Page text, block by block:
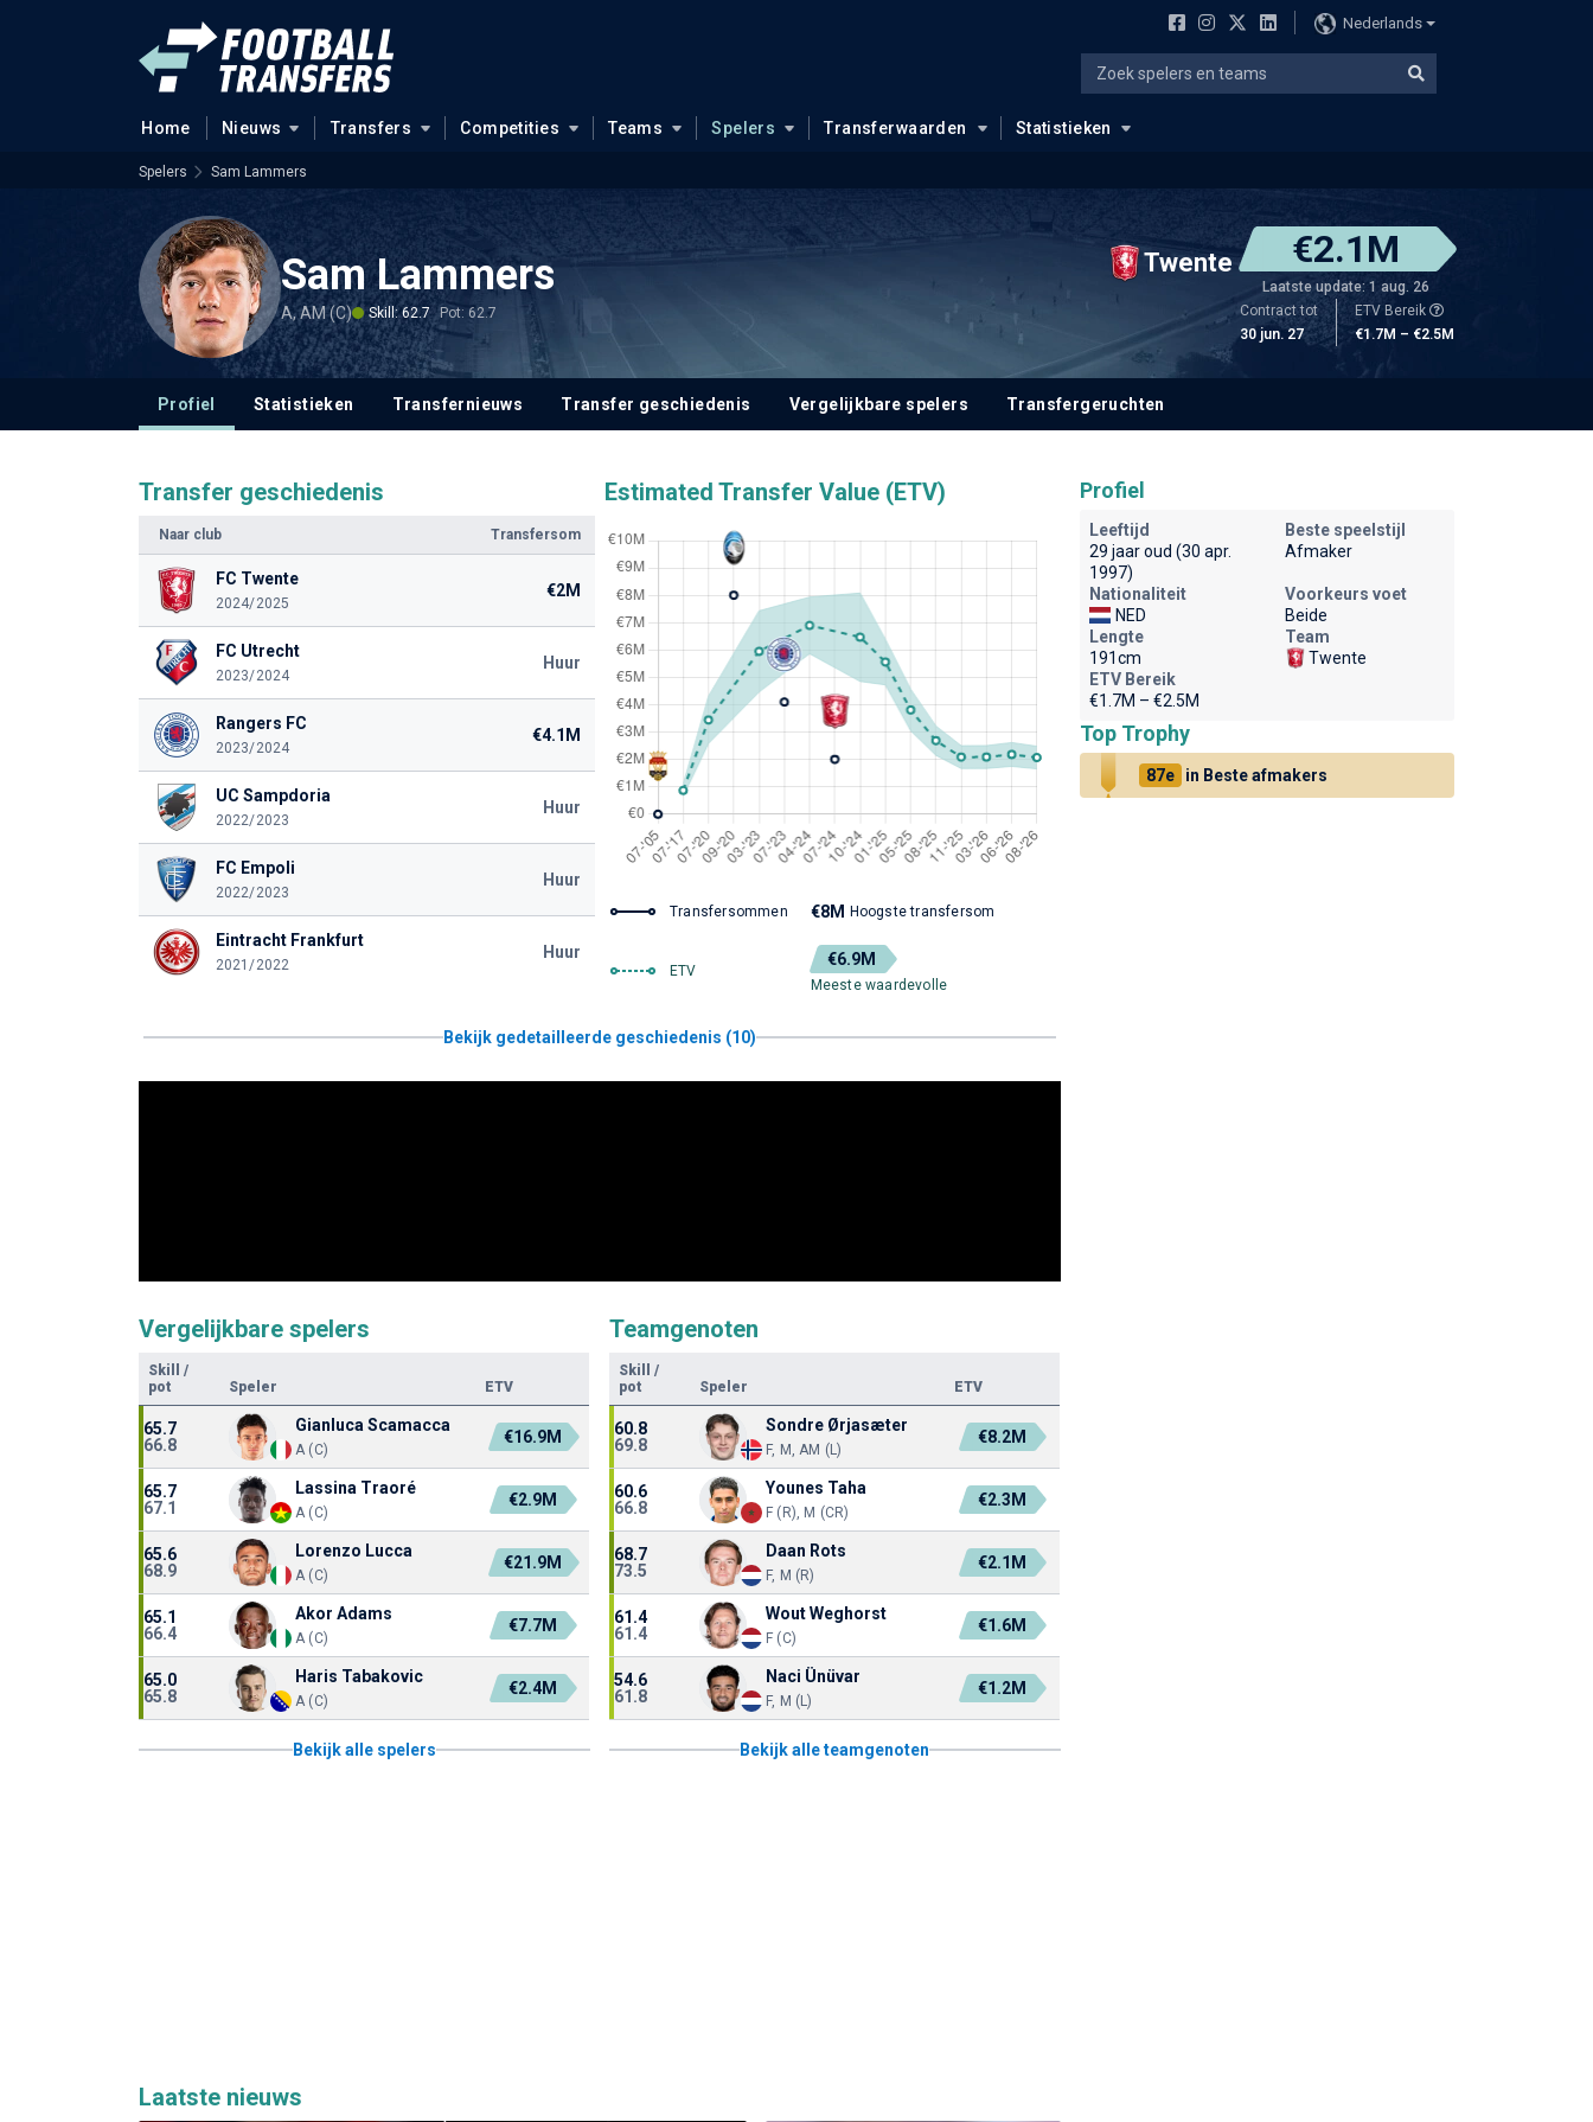
Nederlands
Home Nieuws Transfers Competities Teams Spelers Transferwaarden Statistieken
Spelers Sam Lammers
Sam Lammers
A, AM (C) Skill: 62.7 Pot: 62.7
Twente €2.1M
Laatste update: 1 aug. 26
Contract tot
30 jun. 27
ETV Bereik
€1.7M – €2.5M
Profiel Statistieken Transfernieuws Transfer geschiedenis Vergelijkbare spelers Transfergeruchten
Transfer geschiedenis
Naar club Transfersom
FC Twente
2024/2025
€2M
FC Utrecht
2023/2024
Huur
Rangers FC
2023/2024
€4.1M
UC Sampdoria
2022/2023
Huur
FC Empoli
2022/2023
Huur
Eintracht Frankfurt
2021/2022
Huur
Estimated Transfer Value (ETV)
Transfersommen €8M Hoogste transfersom
ETV
€6.9M
Meeste waardevolle
Bekijk gedetailleerde geschiedenis (10)
Vergelijkbare spelers
Skill
/
pot
Speler ETV
65.7
66.8
Gianluca Scamacca
A (C)
€16.9M
65.7
67.1
Lassina Traoré
A (C)
€2.9M
65.6
68.9
Lorenzo Lucca
A (C)
€21.9M
65.1
66.4
Akor Adams
A (C)
€7.7M
65.0
65.8
Haris Tabakovic
A (C)
€2.4M
Bekijk alle spelers
Teamgenoten
Skill
/
pot
Speler ETV
60.8
69.8
Sondre Ørjasæter
F, M, AM (L)
€8.2M
60.6
66.8
Younes Taha
F (R), M (CR)
€2.3M
68.7
73.5
Daan Rots
F, M (R)
€2.1M
61.4
61.4
Wout Weghorst
F (C)
€1.6M
54.6
61.8
Naci Ünüvar
F, M (L)
€1.2M
Bekijk alle teamgenoten
Laatste nieuws
Profiel
Leeftijd
29 jaar oud (30 apr.
1997)
Beste speelstijl
Afmaker
Nationaliteit
NED
Voorkeurs voet
Beide
Lengte
191cm
Team
Twente
ETV Bereik
€1.7M – €2.5M
Top Trophy
87e in Beste afmakers